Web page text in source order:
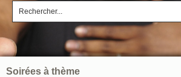
Soirées à thème